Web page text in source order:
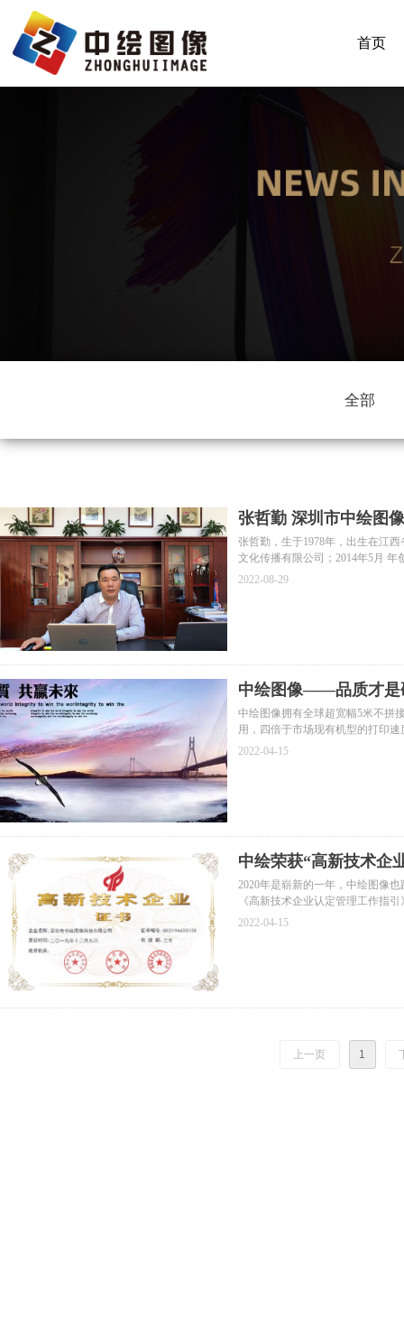
首页
张哲勤 深圳市中绘图
张哲勤，生于1978年，出生在江
文化传播有限公司；2014年5月
研修班毕业
2022-08-29
中绘图像——品质才是
中绘图像拥有全球超宽幅5米不拼
用，四倍于市场现有机型的打印
2022-04-15
中绘荣获“高新技术企
2020年是崭新的一年，中绘图像
《高新技术企业认定管理工作指
能力、科学的企业管理
2022-04-15
上一页 1
全部